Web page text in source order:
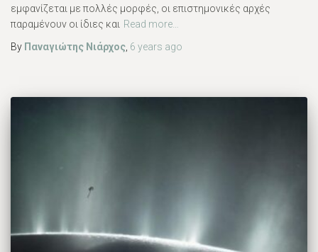
εμφανίζεται με πολλές μορφές, οι επιστημονικές αρχές
παραμένουν οι ίδιες και Read more…
By Παναγιώτης Νιάρχος, 6 years ago